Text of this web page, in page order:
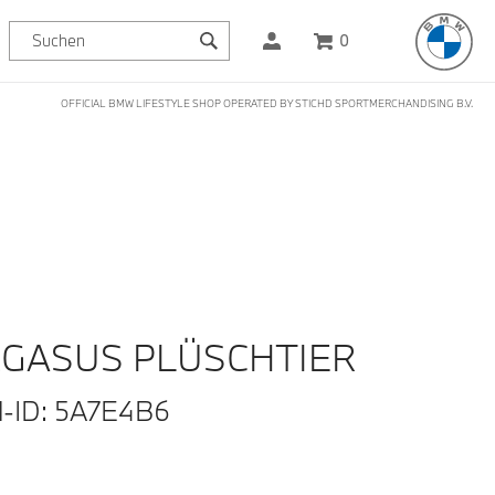
0
OFFICIAL BMW LIFESTYLE SHOP OPERATED BY STICHD SPORTMERCHANDISING B.V.
PLÜSCHTIER
ID: 5A7E4B6